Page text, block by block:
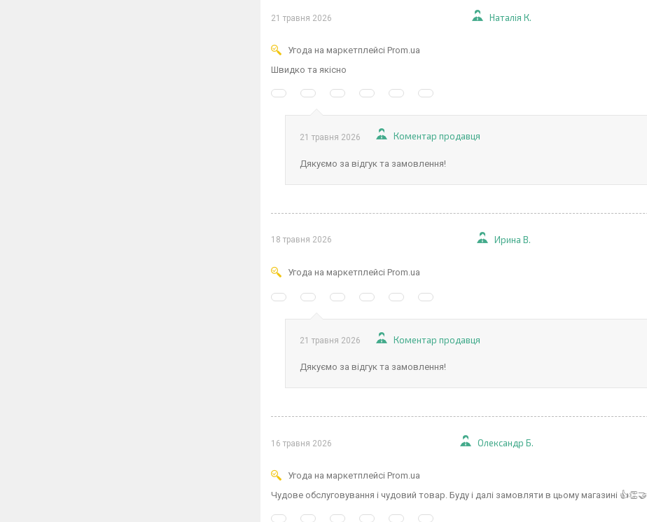
21 травня 2026 Наталія К.
Угода на маркетплейсі Prom.ua
Швидко та якісно
21 травня 2026 Коментар продавця
Дякуємо за відгук та замовлення!
18 травня 2026 Ирина В.
Угода на маркетплейсі Prom.ua
21 травня 2026 Коментар продавця
Дякуємо за відгук та замовлення!
16 травня 2026 Олександр Б.
Угода на маркетплейсі Prom.ua
Чудове обслуговування і чудовий товар. Буду і далі замовляти в цьому магазині 👍👏🤝